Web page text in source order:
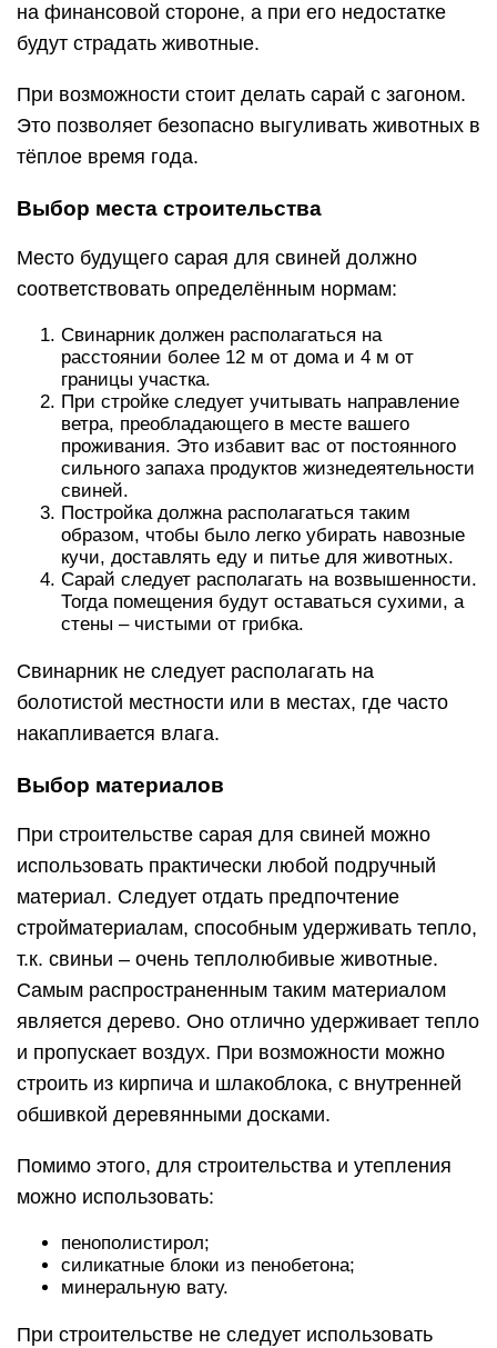
на финансовой стороне, а при его недостатке
будут страдать животные.
При возможности стоит делать сарай с загоном.
Это позволяет безопасно выгуливать животных в
тёплое время года.
Выбор места строительства
Место будущего сарая для свиней должно
соответствовать определённым нормам:
Свинарник должен располагаться на
расстоянии более 12 м от дома и 4 м от
границы участка.
При стройке следует учитывать направление
ветра, преобладающего в месте вашего
проживания. Это избавит вас от постоянного
сильного запаха продуктов жизнедеятельности
свиней.
Постройка должна располагаться таким
образом, чтобы было легко убирать навозные
кучи, доставлять еду и питье для животных.
Сарай следует располагать на возвышенности.
Тогда помещения будут оставаться сухими, а
стены – чистыми от грибка.
Свинарник не следует располагать на
болотистой местности или в местах, где часто
накапливается влага.
Выбор материалов
При строительстве сарая для свиней можно
использовать практически любой подручный
материал. Следует отдать предпочтение
стройматериалам, способным удерживать тепло,
т.к. свиньи – очень теплолюбивые животные.
Самым распространенным таким материалом
является дерево. Оно отлично удерживает тепло
и пропускает воздух. При возможности можно
строить из кирпича и шлакоблока, с внутренней
обшивкой деревянными досками.
Помимо этого, для строительства и утепления
можно использовать:
пенополистирол;
силикатные блоки из пенобетона;
минеральную вату.
При строительстве не следует использовать